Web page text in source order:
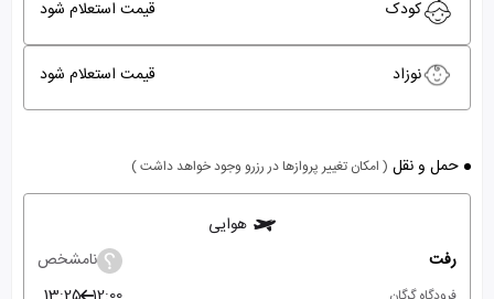
کودک قیمت استعلام شود
نوزاد قیمت استعلام شود
حمل و نقل ( امکان تغییر پروازها در رزرو وجود خواهد داشت )
هوایی
رفت
نامشخص